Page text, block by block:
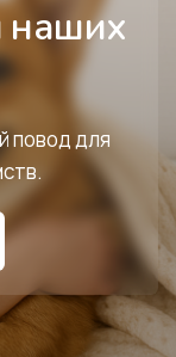
наших
повод для